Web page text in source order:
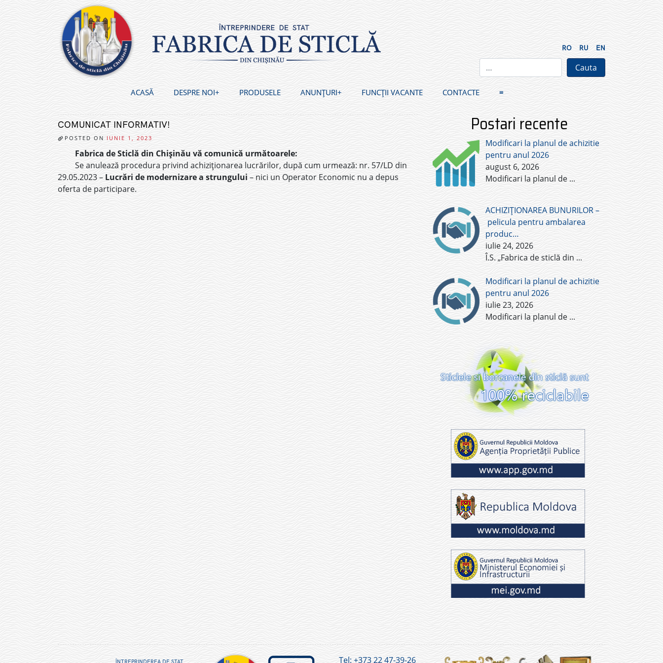
content
RO RU EN
ACASĂ DESPRE NOI PRODUSELE ANUNȚURI FUNCȚII VACANTE CONTACTE ≡
COMUNICAT INFORMATIV!
POSTED ON IUNIE 1, 2023
Fabrica de Sticlă din Chișinău vă comunică următoarele:
Se anulează procedura privind achiziționarea lucrărilor, după cum urmează: nr. 57/LD din
29.05.2023 – Lucrări de modernizare a strungului – nici un Operator Economic nu a depus
oferta de participare.
Postari recente
Modificari la planul de achizitie
pentru anul 2026
august 6, 2026
Modificari la planul de ...
ACHIZIȚIONAREA BUNURILOR –
pelicula pentru ambalarea
produc…
iulie 24, 2026
Î.S. „Fabrica de sticlă din ...
Modificari la planul de achizitie
pentru anul 2026
iulie 23, 2026
Modificari la planul de ...
ÎNTREPRINDEREA DE STAT Tel: +373 22 47-39-26